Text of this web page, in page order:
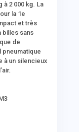
2 000 kg. La
la 1e
et très
billes sans
de
pneumatique
à un silencieux